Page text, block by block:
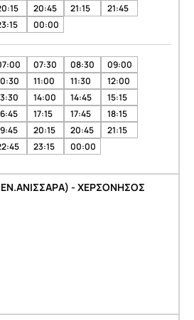
20:45 21:15
21:45
00:00
07:30 08:30
09:00
11:00 11:30
12:00
14:00 14:45
15:15
17:15 17:45
18:15
20:15 20:45
21:15
23:15 00:00
- ΧΕΡΣΟΝΗΣΟΣ